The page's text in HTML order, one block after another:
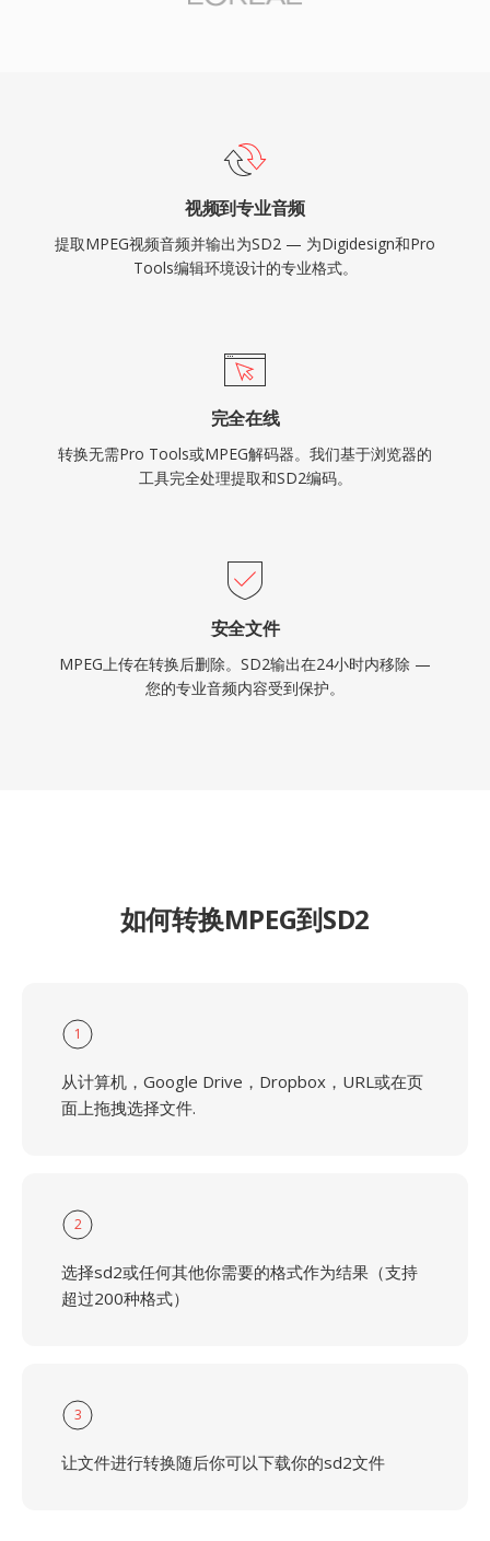
视频到专业音频
提取MPEG视频音频并输出为SD2 — 为Digidesign和Pro
Tools编辑环境设计的专业格式。
完全在线
转换无需Pro Tools或MPEG解码器。我们基于浏览器的
工具完全处理提取和SD2编码。
安全文件
MPEG上传在转换后删除。SD2输出在24小时内移除 —
您的专业音频内容受到保护。
如何转换MPEG到SD2
1
从计算机，Google Drive，Dropbox，URL或在页
面上拖拽选择文件.
2
选择sd2或任何其他你需要的格式作为结果（支持
超过200种格式）
3
让文件进行转换随后你可以下载你的sd2文件